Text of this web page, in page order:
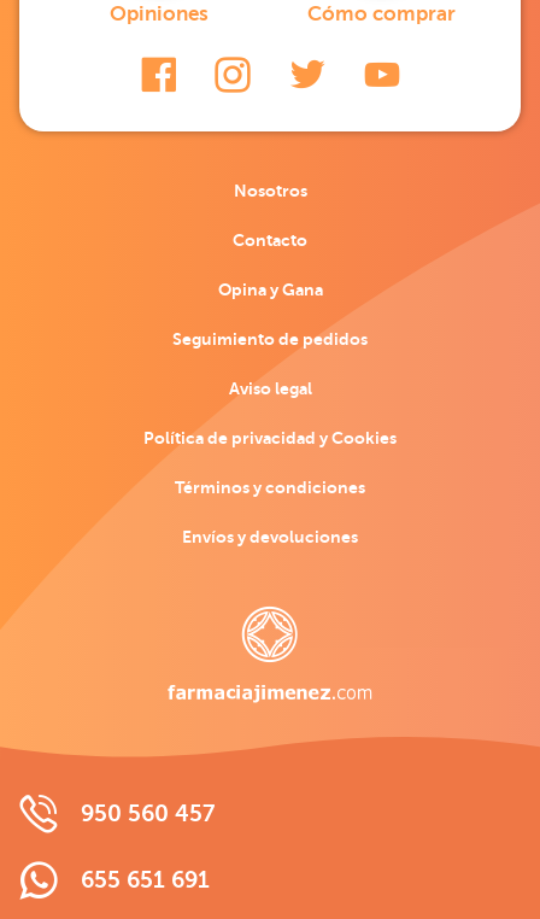
Opiniones Cómo comprar
Nosotros
Contacto
Opina y Gana
Seguimiento de pedidos
Aviso legal
Política de privacidad y Cookies
Términos y condiciones
Envíos y devoluciones
950 560 457
655 651 691